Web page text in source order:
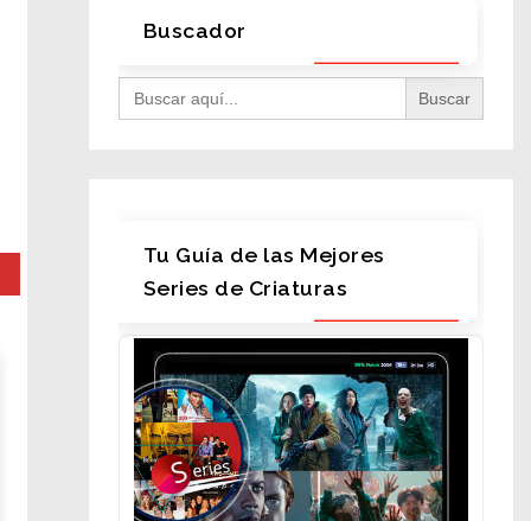
Buscador
Search
for:
Tu Guía de las Mejores
Series de Criaturas